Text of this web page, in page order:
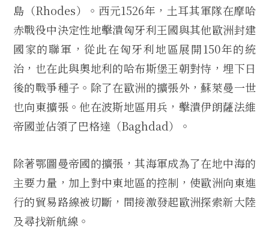
島（Rhodes）。西元1526年，土耳其軍隊在摩哈
赤戰役中決定性地擊潰匈牙利王國與其他歐洲封建
國家的聯軍，從此在匈牙利地區展開150年的統
治，也在此與奧地利的哈布斯堡王朝對恃，埋下日
後的戰爭種子。除了在歐洲的擴張外，蘇萊曼一世
也向東擴張。他在波斯地區用兵，擊潰伊朗薩法維
帝國並佔領了巴格達（Baghdad）。
除著鄂圖曼帝國的擴張，其海軍成為了在地中海的
主要力量，加上對中東地區的控制，使歐洲向東進
行的貿易路線被切斷，間接激發起歐洲探索新大陸
及尋找新航線。